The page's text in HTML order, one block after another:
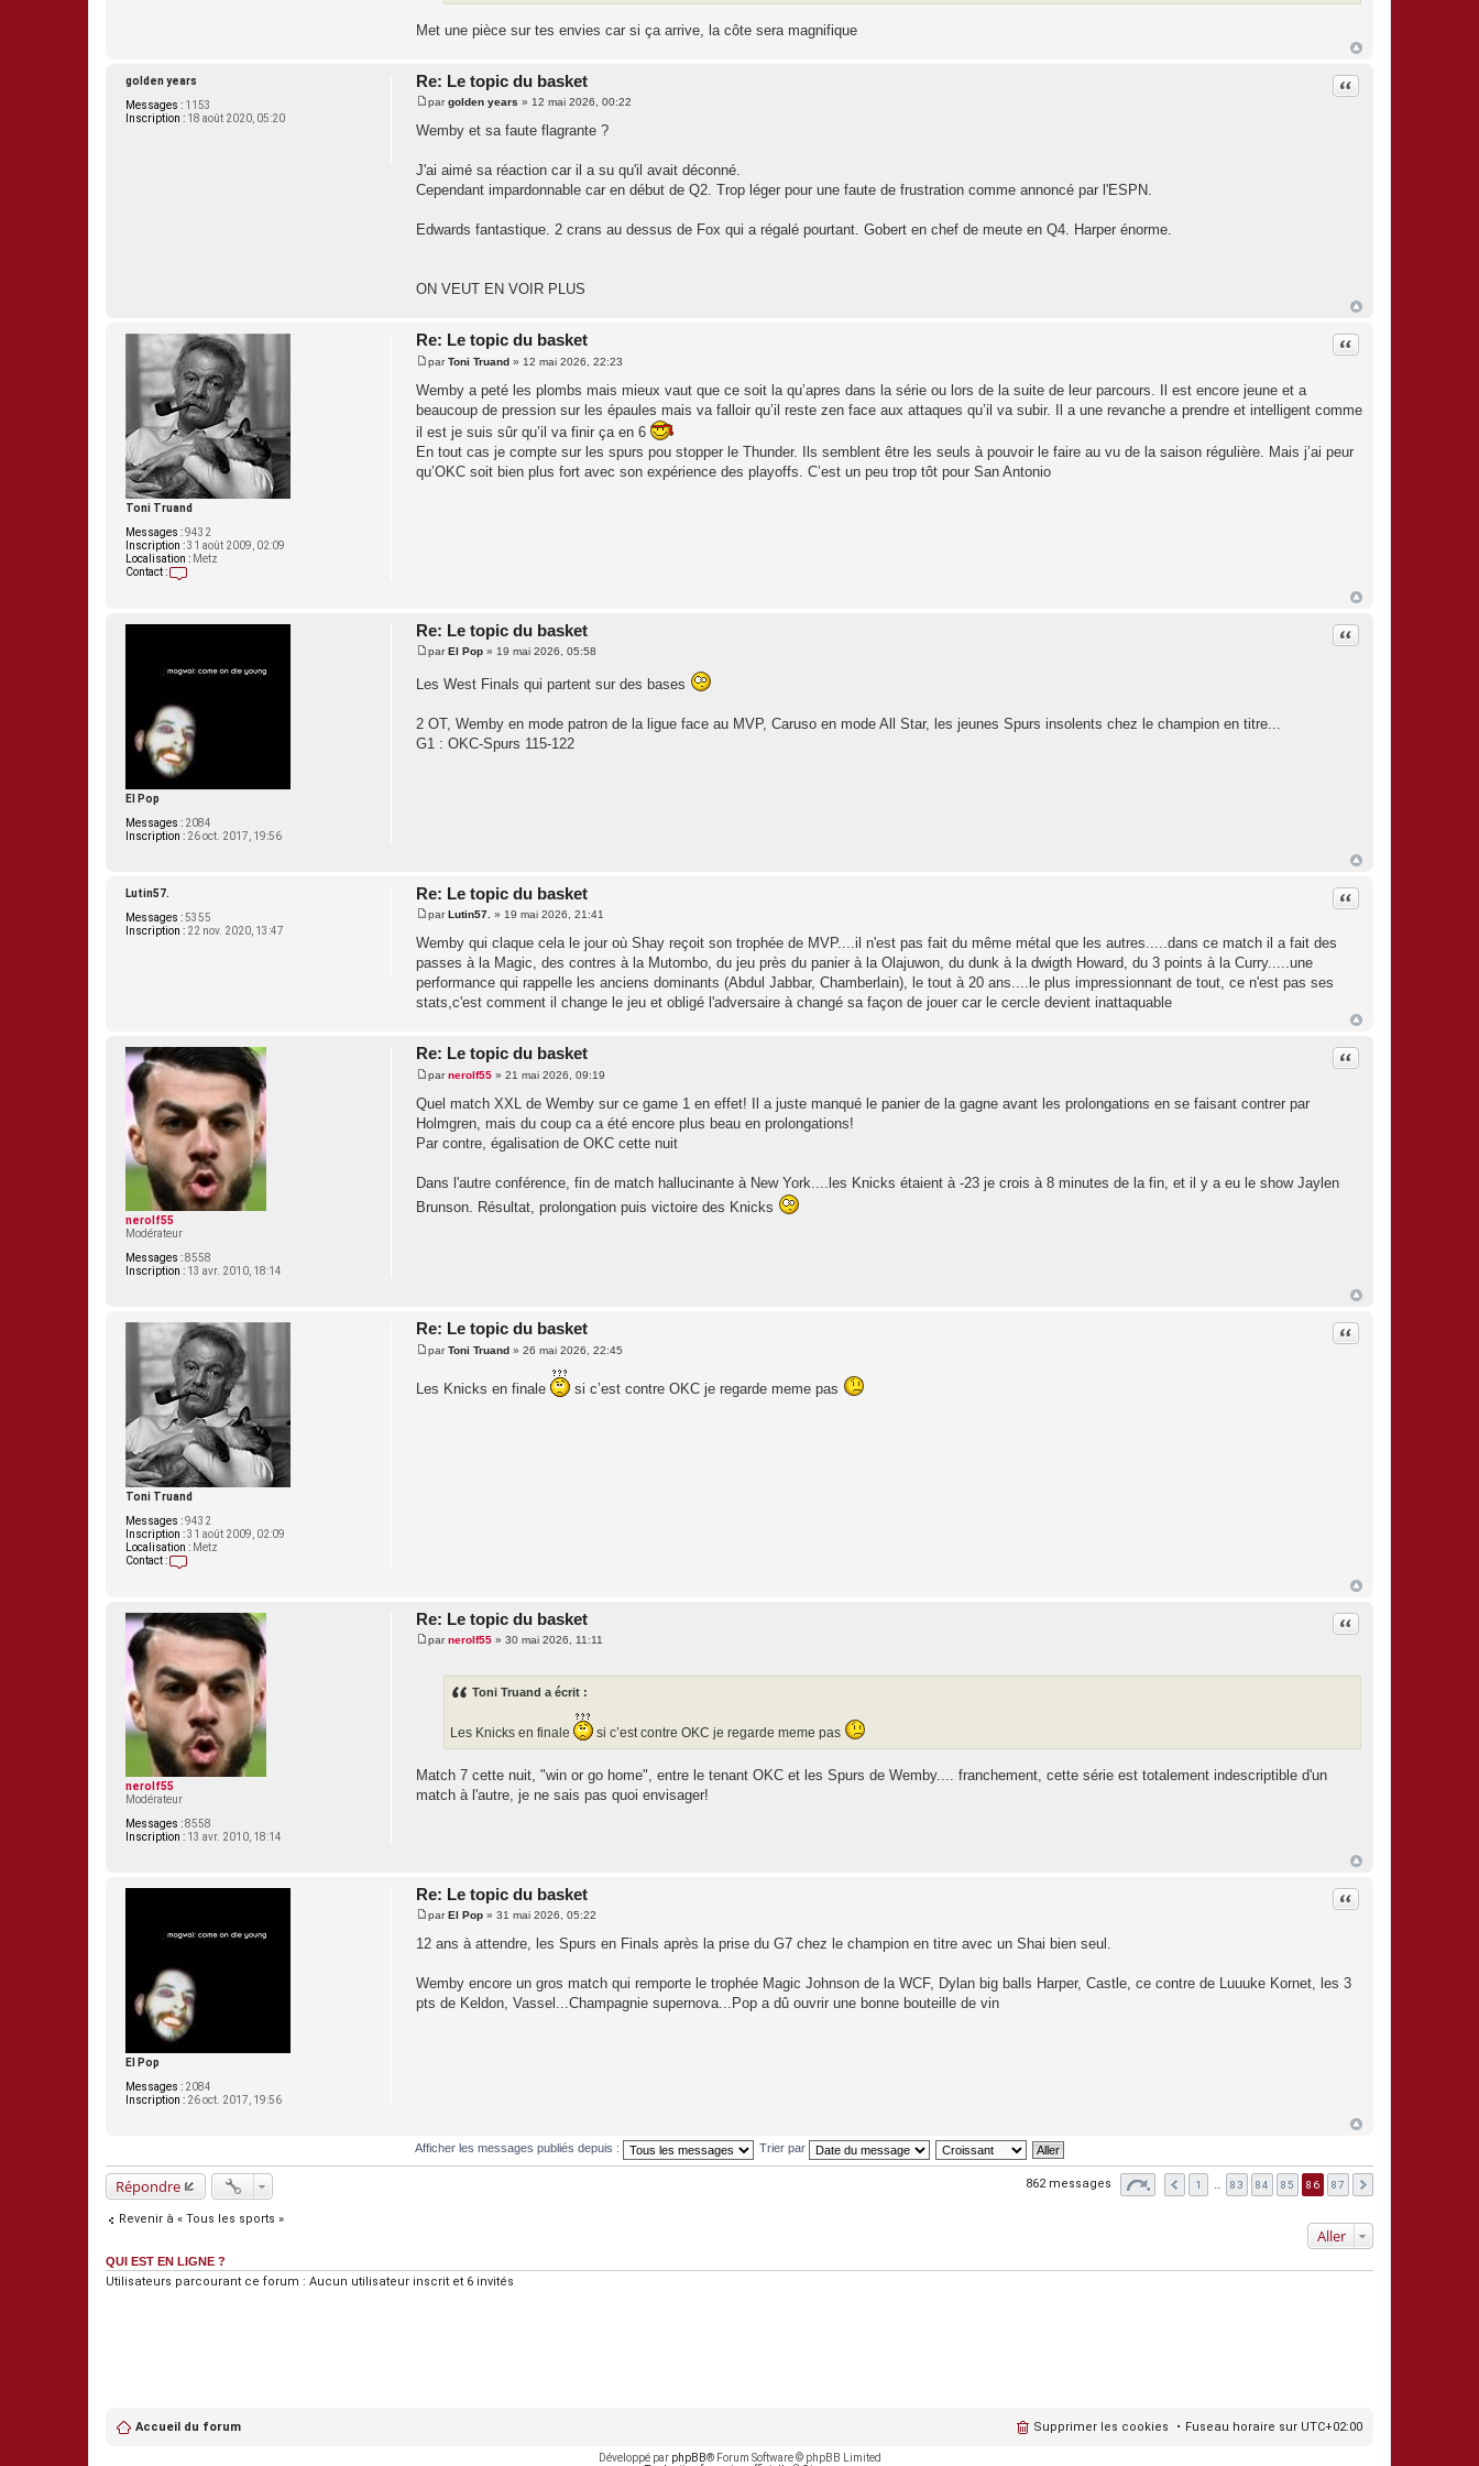
Met une pièce sur tes envies car si ça arrive, la côte sera magnifique
golden years
Messages : 1153
Inscription : 18 août 2020, 05:20
Re: Le topic du basket Citation
e
s
a
g
e
pargolden years » 12 mai 2026, 00:22
Wemby et sa faute flagrante ?
J'ai aimé sa réaction car il a su qu'il avait déconné.
Cependant impardonnable car en début de Q2. Trop léger pour une faute de frustration comme annoncé par l'ESPN.
Edwards fantastique. 2 crans au dessus de Fox qui a régalé pourtant. Gobert en chef de meute en Q4. Harper énorme.
ON VEUT EN VOIR PLUS
Toni Truand
Messages :9432
Inscription :31 août 2009, 02:09
Localisation : Metz
Contact :
t
o
n
i
T
r
d
Re: Le topic du basket Citation
M
e
s
s
g
e
parToni Truand» 12 mai 2026, 22:23
Wemby a peté les plombs mais mieux vaut que ce soit la qu’apres dans la série ou lors de la suite de leur parcours. Il est encore jeune et a
beaucoup de pression sur les épaules mais va falloir qu’il reste zen face aux attaques qu’il va subir. Il a une revanche a prendre et intelligent comme
il est je suis sûr qu’il va finir ça en 6
En tout cas je compte sur les spurs pou stopper le Thunder. Ils semblent être les seuls à pouvoir le faire au vu de la saison régulière. Mais j’ai peur
qu’OKC soit bien plus fort avec son expérience des playoffs. C’est un peu trop tôt pour San Antonio
El Pop
Messages : 2084
Inscription : 26 oct. 2017, 19:56
Re: Le topic du basket Citation
M
s
g
e
parEl Pop» 19 mai 2026, 05:58
Les West Finals qui partent sur des bases
2 OT, Wemby en mode patron de la ligue face au MVP, Caruso en mode All Star, les jeunes Spurs insolents chez le champion en titre...
G1 : OKC-Spurs 115-122
Lutin57.
Messages :5355
Inscription : 22 nov. 2020, 13:47
Re: Le topic du basket Citation
M
e
s
s
a
g
e
parLutin57. » 19 mai 2026, 21:41
Wemby qui claque cela le jour où Shay reçoit son trophée de MVP....il n'est pas fait du même métal que les autres.....dans ce match il a fait des
passes à la Magic, des contres à la Mutombo, du jeu près du panier à la Olajuwon, du dunk à la dwigth Howard, du 3 points à la Curry.....une
performance qui rappelle les anciens dominants (Abdul Jabbar, Chamberlain), le tout à 20 ans....le plus impressionnant de tout, ce n'est pas ses
stats,c'est comment il change le jeu et obligé l'adversaire à changé sa façon de jouer car le cercle devient inattaquable
nerolf55
Modérateur
Messages :8558
Inscription : 13 avr. 2010, 18:14
Re: Le topic du basket Citation
M
s
s
g
parnerolf55» 21 mai 2026, 09:19
Quel match XXL de Wemby sur ce game 1 en effet! Il a juste manqué le panier de la gagne avant les prolongations en se faisant contrer par
Holmgren, mais du coup ca a été encore plus beau en prolongations!
Par contre, égalisation de OKC cette nuit
Dans l'autre conférence, fin de match hallucinante à New York....les Knicks étaient à -23 je crois à 8 minutes de la fin, et il y a eu le show Jaylen
Brunson. Résultat, prolongation puis victoire des Knicks
Toni Truand
Messages :9432
Inscription :31 août 2009, 02:09
Localisation : Metz
Contact :
t
a
c
r
T
o
n
i
T
r
u
Re: Le topic du basket Citation
M
s
parToni Truand» 26 mai 2026, 22:45
Les Knicks en finale si c’est contre OKC je regarde meme pas
nerolf55
Modérateur
Messages :8558
Inscription : 13 avr. 2010, 18:14
Re: Le topic du basket Citation
M
parnerolf55» 30 mai 2026, 11:11
Toni Truand a écrit :
Les Knicks en finale si c’est contre OKC je regarde meme pas
Match 7 cette nuit, "win or go home", entre le tenant OKC et les Spurs de Wemby.... franchement, cette série est totalement indescriptible d'un
match à l'autre, je ne sais pas quoi envisager!
El Pop
Messages : 2084
Inscription : 26 oct. 2017, 19:56
Re: Le topic du basket Citation
M
e
s
a
g
e
parEl Pop» 31 mai 2026, 05:22
12 ans à attendre, les Spurs en Finals après la prise du G7 chez le champion en titre avec un Shai bien seul.
Wemby encore un gros match qui remporte le trophée Magic Johnson de la WCF, Dylan big balls Harper, Castle, ce contre de Luuuke Kornet, les 3
pts de Keldon, Vassel...Champagnie supernova...Pop a dû ouvrir une bonne bouteille de vin
Afficher les messages publiés depuis : Trier par
Répondre 862 messages 1 83 84 85 86 87
Revenir à « Tous les sports »
Aller
QUI EST EN LIGNE ?
Utilisateurs parcourant ce forum : Aucun utilisateur inscrit et 6 invités
Accueil du forum Fuseau horaire sur UTC+02:00
Supprimer les cookies
Développé par phpBB® Forum Software © phpBB Limited